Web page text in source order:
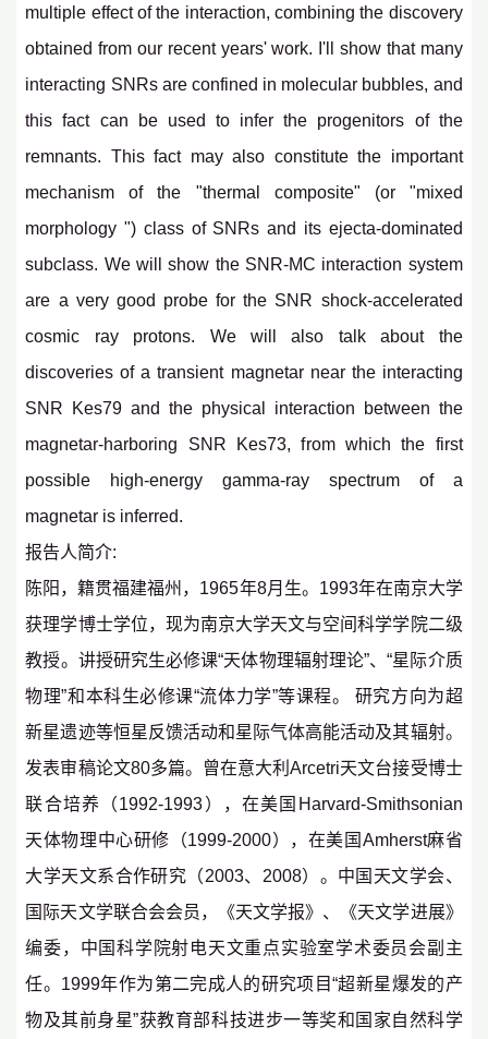
multiple effect of the interaction, combining the discovery
obtained from our recent years' work. I'll show that many
interacting SNRs are confined in molecular bubbles, and
this fact can be used to infer the progenitors of the
remnants. This fact may also constitute the important
mechanism of the "thermal composite" (or "mixed
morphology ") class of SNRs and its ejecta-dominated
subclass. We will show the SNR-MC interaction system
are a very good probe for the SNR shock-accelerated
cosmic ray protons. We will also talk about the
discoveries of a transient magnetar near the interacting
SNR Kes79 and the physical interaction between the
magnetar-harboring SNR Kes73, from which the first
possible high-energy gamma-ray spectrum of a
magnetar is inferred.
报告人简介:
陈阳，籍贯福建福州，1965年8月生。1993年在南京大学
获理学博士学位，现为南京大学天文与空间科学学院二级
教授。讲授研究生必修课“天体物理辐射理论”、“星际介质
物理”和本科生必修课“流体力学”等课程。 研究方向为超
新星遗迹等恒星反馈活动和星际气体高能活动及其辐射。
发表审稿论文80多篇。曾在意大利Arcetri天文台接受博士
联合培养（1992-1993），在美国Harvard-Smithsonian
天体物理中心研修（1999-2000），在美国Amherst麻省
大学天文系合作研究（2003、2008）。中国天文学会、
国际天文学联合会会员，《天文学报》、《天文学进展》
编委，中国科学院射电天文重点实验室学术委员会副主
任。1999年作为第二完成人的研究项目“超新星爆发的产
物及其前身星”获教育部科技进步一等奖和国家自然科学